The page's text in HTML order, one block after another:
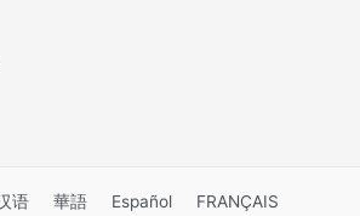
语 華語 Español FRANÇAIS